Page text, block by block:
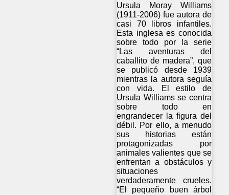
Ursula Moray Williams
(1911-2006) fue autora de
casi 70 libros infantiles.
Esta inglesa es conocida
sobre todo por la serie
“Las aventuras del
caballito de madera”, que
se publicó desde 1939
mientras la autora seguía
con vida. El estilo de
Ursula Williams se centra
sobre todo en
engrandecer la figura del
débil. Por ello, a menudo
sus historias están
protagonizadas por
animales valientes que se
enfrentan a obstáculos y
situaciones
verdaderamente crueles.
“El pequeño buen árbol